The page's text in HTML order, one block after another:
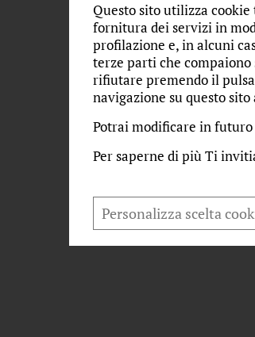
EDUCARE LO SGUARDO
IL VOLTO DEL BELLISSIMO
L'ANGOLO DELLA MUSICA
L'ANGOLO DELLA POESIA
Questo sito utilizza
fornitura dei servizi in
profilazione e, in alcuni
terze parti che
rifiutare premendo il
navigazione su questo
Potrai modificare in futuro
Per saperne di più Ti
Personalizza scelta